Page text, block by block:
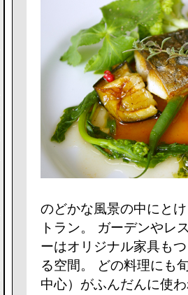
のどかな風景の中にと
トラン。 ガーデンやレ
ーはオリジナル家具も
る空間。 どの料理にも
中心）がふんだんに使